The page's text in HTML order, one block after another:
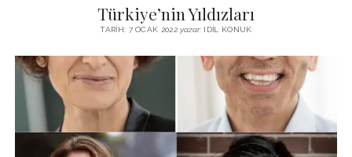
İYI YAŞAM VE MUTLULUK ÜZERINE
GÜZEL MAVRELLA
BIZ KIMIZ?
MED 532 SPRING ‘25
YAZMADAN EDEMEDIM
HABERLER / NEWS
Türkiye’nin Yıldızları
TARIH: 7 OCAK 2022yazar: IDIL KONUK